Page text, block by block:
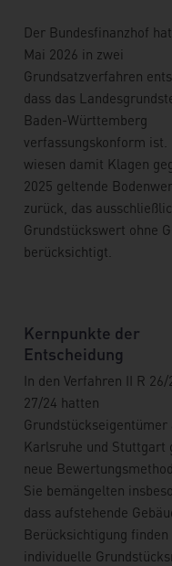
Der Bundesfinanzhof
Mai 2026 in zwei
Grundsatzverfahren
dass das
Baden-Württemberg
verfassungskonform ist.
wiesen damit Klagen
2025 geltende
zurück, das
Grundstückswert ohne
berücksichtigt.
Kernpunkte der
Entscheidung
In den Verfahren II R 26/
27/24 hatten
Grundstückseigentümer
Karlsruhe und Stuttgart
neue
Sie bemängelten
dass aufstehende
Berücksichtigung finden
individuelle